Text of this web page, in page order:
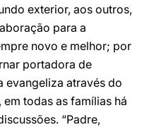
exterior, aos outros,
para a
novo e melhor; por
portadora de
evangeliza através do
todas as famílias há
“Padre,